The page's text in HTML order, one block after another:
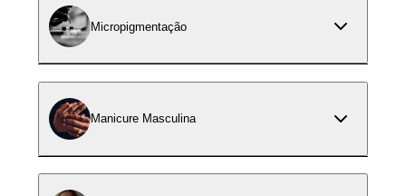
Micropigmentação
Manicure Masculina